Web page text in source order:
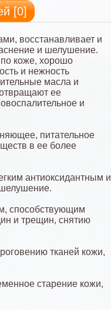
[0]
восстанавливает и
и шелушение.
по коже, хорошо
и нежность
масла и
ее
и
питательное
в ее более
антиоксидантным и
способствующим
и трещин, снятию
тканей кожи,
старение кожи,